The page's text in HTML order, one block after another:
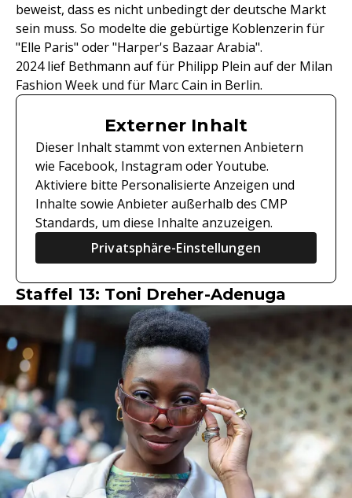
beweist, dass es nicht unbedingt der deutsche Markt
sein muss. So modelte die gebürtige Koblenzerin für
"Elle Paris" oder "Harper's Bazaar Arabia".
2024 lief Bethmann auf für Philipp Plein auf der Milan
Fashion Week und für Marc Cain in Berlin.
Externer Inhalt
Dieser Inhalt stammt von externen Anbietern
wie Facebook, Instagram oder Youtube.
Aktiviere bitte Personalisierte Anzeigen und
Inhalte sowie Anbieter außerhalb des CMP
Standards, um diese Inhalte anzuzeigen.
Privatsphäre-Einstellungen
Staffel 13: Toni Dreher-Adenuga